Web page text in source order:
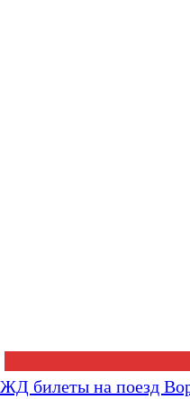
ЖД билеты на поезд